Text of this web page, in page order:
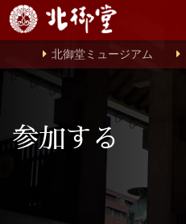
北御堂ミュージアム
参加する